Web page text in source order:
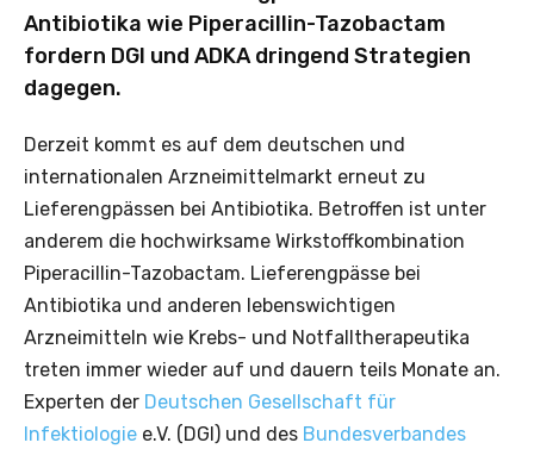
Antibiotika wie Piperacillin-Tazobactam
fordern DGI und ADKA dringend Strategien
dagegen.
Derzeit kommt es auf dem deutschen und
internationalen Arzneimittelmarkt erneut zu
Lieferengpässen bei Antibiotika. Betroffen ist unter
anderem die hochwirksame Wirkstoffkombination
Piperacillin-Tazobactam. Lieferengpässe bei
Antibiotika und anderen lebenswichtigen
Arzneimitteln wie Krebs- und Notfalltherapeutika
treten immer wieder auf und dauern teils Monate an.
Experten der Deutschen Gesellschaft für
Infektiologie e.V. (DGI) und des Bundesverbandes